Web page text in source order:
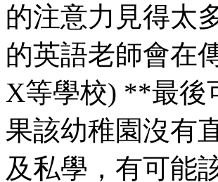
的注意力見得太
的英語老師會在
X等學校) **最後
果該幼稚園沒有
及私學，有可能